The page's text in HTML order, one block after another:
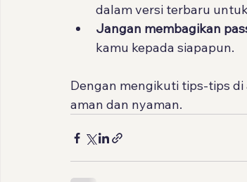
dalam versi terbaru
Jangan membagikan
kamu kepada siapapun.
Dengan mengikuti tips-tips
aman dan nyaman.